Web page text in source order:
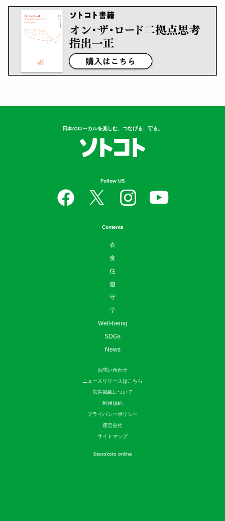
日本のローカルを楽しむ、つなげる、守る。
Follow US
Contents
衣
食
住
遊
守
学
Well-being
SDGs
News
お問い合わせ
ニュースリリースはこちら
広告掲載について
利用規約
プライバシーポリシー
運営会社
サイトマップ
©sotokoto online